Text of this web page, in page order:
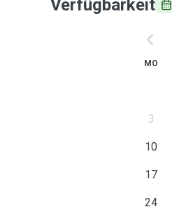
Verfügbarkeit
MO
3
10
17
24